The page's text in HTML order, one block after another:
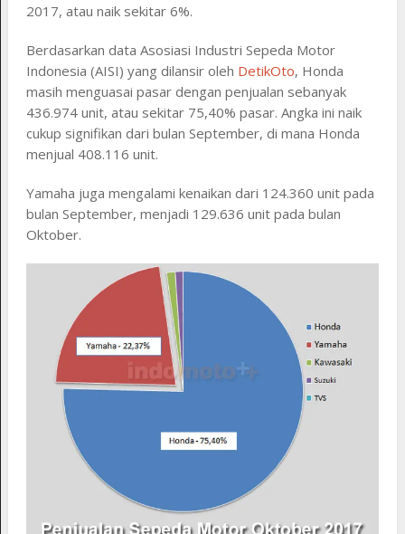
2017, atau naik sekitar 6%.
Berdasarkan data Asosiasi Industri Sepeda Motor
Indonesia (AISI) yang dilansir oleh DetikOto, Honda
masih menguasai pasar dengan penjualan sebanyak
436.974 unit, atau sekitar 75,40% pasar. Angka ini naik
cukup signifikan dari bulan September, di mana Honda
menjual 408.116 unit.
Yamaha juga mengalami kenaikan dari 124.360 unit pada
bulan September, menjadi 129.636 unit pada bulan
Oktober.